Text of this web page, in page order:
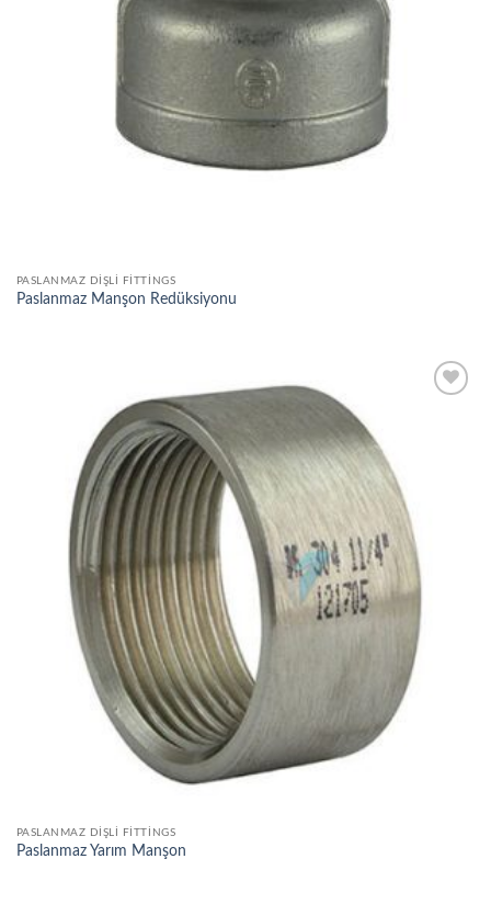
PASLANMAZ DIŞLI FITTINGS
Paslanmaz Manşon Redüksiyonu
PASLANMAZ DIŞLI FITTINGS
Paslanmaz Yarım Manşon